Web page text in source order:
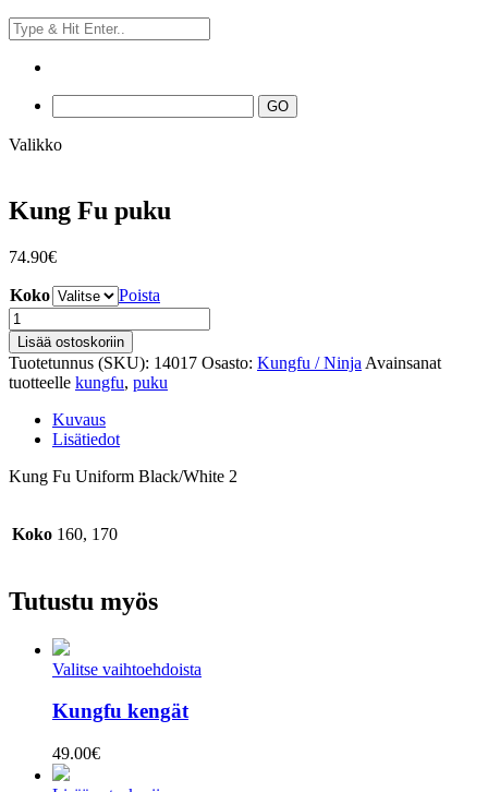
Valikko
Kung Fu puku
74.90€
Koko
Poista
Kung
Fu
puku
määrä
Lisää ostoskoriin
Tuotetunnus (SKU): 14017 Osasto: Kungfu / Ninja Avainsanat
tuotteelle kungfu, puku
Kuvaus
Lisätiedot
Kung Fu Uniform Black/White 2
Koko 160, 170
Tutustu myös
Valitse vaihtoehdoista
Kungfu kengät
49.00€